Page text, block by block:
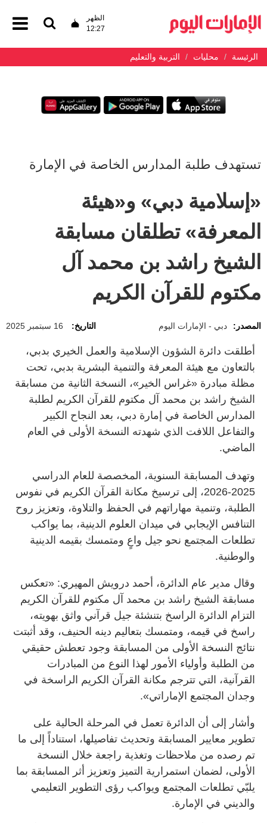
الظهر
12:27
الرئيسة محليات التربية والتعليم
تستهدف طلبة المدارس الخاصة في الإمارة
«إسلامية دبي» و«هيئة
المعرفة» تطلقان مسابقة
الشيخ راشد بن محمد آل
مكتوم للقرآن الكريم
المصدر: دبي - الإمارات اليوم التاريخ: 16 سبتمبر 2025
أطلقت دائرة الشؤون الإسلامية والعمل الخيري بدبي،
بالتعاون مع هيئة المعرفة والتنمية البشرية بدبي، تحت
مظلة مبادرة «غراس الخير»، النسخة الثانية من مسابقة
الشيخ راشد بن محمد آل مكتوم للقرآن الكريم لطلبة
المدارس الخاصة في إمارة دبي، بعد النجاح الكبير
والتفاعل اللافت الذي شهدته النسخة الأولى في العام
الماضي.
وتهدف المسابقة السنوية، المخصصة للعام الدراسي
2025-2026، إلى ترسيخ مكانة القرآن الكريم في نفوس
الطلبة، وتنمية مهاراتهم في الحفظ والتلاوة، وتعزيز روح
التنافس الإيجابي في ميدان العلوم الدينية، بما يواكب
تطلعات المجتمع نحو جيل واعٍ ومتمسك بقيمه الدينية
والوطنية.
وقال مدير عام الدائرة، أحمد درويش المهيري: «تعكس
مسابقة الشيخ راشد بن محمد آل مكتوم للقرآن الكريم
التزام الدائرة الراسخ بتنشئة جيل قرآني واثق بهويته،
راسخ في قيمه، ومتمسك بتعاليم دينه الحنيف، وقد أثبتت
نتائج النسخة الأولى من المسابقة وجود تعطش حقيقي
من الطلبة وأولياء الأمور لهذا النوع من المبادرات
القرآنية، التي تترجم مكانة القرآن الكريم الراسخة في
وجدان المجتمع الإماراتي».
وأشار إلى أن الدائرة تعمل في المرحلة الحالية على
تطوير معايير المسابقة وتحديث تفاصيلها، استناداً إلى ما
تم رصده من ملاحظات وتغذية راجعة خلال النسخة
الأولى، لضمان استمرارية التميز وتعزيز أثر المسابقة بما
يلبّي تطلعات المجتمع ويواكب رؤى التطوير التعليمي
والديني في الإمارة.